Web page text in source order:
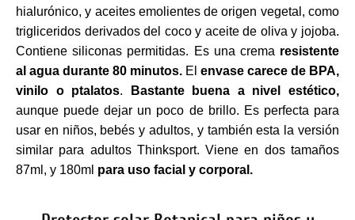
hialurónico, y aceites emolientes de origen vegetal, como
trigliceridos derivados del coco y aceite de oliva y jojoba.
Contiene siliconas permitidas. Es una crema resistente
al agua durante 80 minutos. El envase carece de BPA,
vinilo o ptalatos.
Bastante buena a nivel estético,
aunque puede dejar un poco de brillo. Es perfecta para
usar en niños, bebés y adultos, y también esta la versión
similar para adultos Thinksport. Viene en dos tamaños
87ml, y 180ml para uso facial y corporal.